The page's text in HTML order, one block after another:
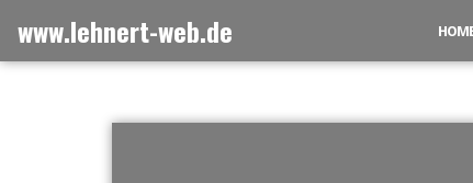
Inhalt
springen
www.lehnert-web.de